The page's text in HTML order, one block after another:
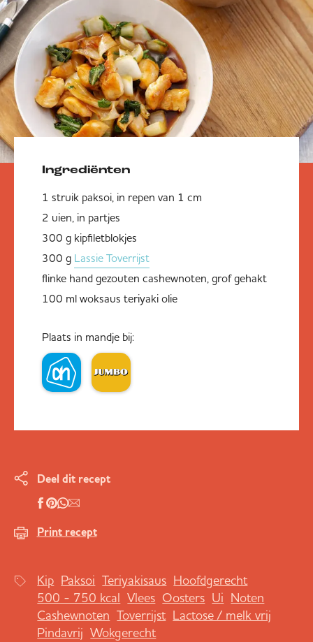
Ingrediënten
1 struik paksoi, in repen van 1 cm
2 uien, in partjes
300 g kipfiletblokjes
300 g Lassie Toverrijst
flinke hand gezouten cashewnoten, grof gehakt
100 ml woksaus teriyaki olie
Plaats in mandje bij:
Deel dit recept
Print recept
Kip Paksoi Teriyakisaus Hoofdgerecht
500 - 750 kcal Vlees Oosters Ui Noten
Cashewnoten Toverrijst Lactose / melk vrij
Pindavrij Wokgerecht